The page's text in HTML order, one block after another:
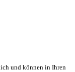
und können in Ihren